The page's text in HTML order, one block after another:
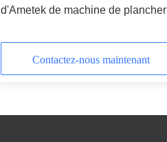
d'Ametek de machine de plancher
Contactez-nous maintenant